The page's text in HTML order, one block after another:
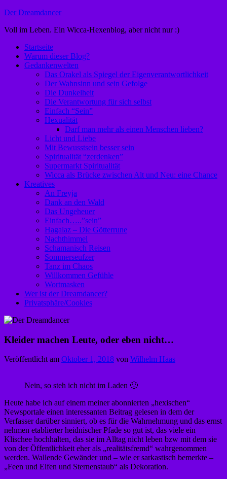
Zum
springen
Der Dreamdancer
Voll im Leben. Ein Wicca-Hexenblog, aber nicht nur :)
Startseite
Warum dieser Blog?
Gedankenwelten
Das Orakel als Spiegel der Eigenverantwortlichkeit
Der Wahnsinn und sein Gefolge
Die Dunkelheit
Die Verantwortung für sich selbst
Einfach “Sein”
Hexualität
Darf man mehr als einen Menschen lieben?
Licht und Liebe
Mit Bewusstsein besser sein
Spiritualität “zerdenken”
Supermarkt Spiritualität
Wicca als Brücke zwischen Alt und Neu: eine Chance
Kreatives
An Freyja
Dank an den Wald
Das Ungeheuer
Einfach…..”sein”
Hagalaz – Die Götterrune
Nachthimmel
Schamanisch Reisen
Sommerseufzer
Tanz im Chaos
Willkommen Gefühle
Wortmasken
Wer ist der Dreamdancer?
Privatsphäre/Cookies
Kleider machen Leute, oder eben nicht…
Veröffentlicht am Oktober 1, 2018 von Wilhelm Haas
Nein, so steh ich nicht im Laden 🙂
Heute habe ich auf einem meiner abonnierten „hexischen“
Newsportale einen interessanten Beitrag gelesen in dem der
Verfasser darüber sinniert, ob es für die Wahrnehmung und das ernst
nehmen etablierter heidnischer Pfade so gut ist, das viele ein
Klischee hochhalten, das sie im Alltag nicht leben bzw mit dem sie
von der Öffentlichkeit eher als „realitätsfremd“ wahrgenommen
werden. Wallende Gewänder und – wie er sarkastisch bemerkte –
„Feen und Elfen und Sternenstaub“ als Dekoration.